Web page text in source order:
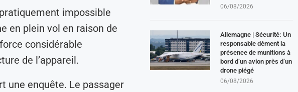
impossible
en plein vol en raison de
considérable
de l’appareil.
une enquête. Le passager
06/08/2026
Allemagne | Sécurité: Un
responsable dément la
présence de munitions à
bord d’un avion près d’un
drone piégé
06/08/2026